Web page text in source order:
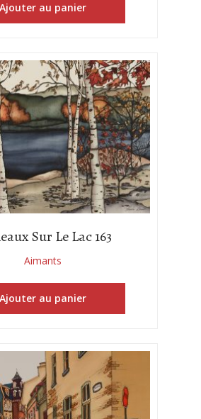
Ajouter au panier
Sur Le Lac 163
Aimants
Ajouter au panier